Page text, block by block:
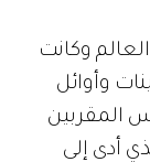
وكانت
وأوائل
المقربين
أدى إلى